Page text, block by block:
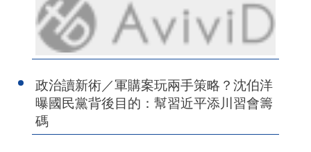
政治讀新術／軍購案玩兩手策略？沈伯洋
曝國民黨背後目的：幫習近平添川習會籌
碼